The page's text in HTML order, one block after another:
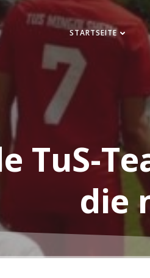
STARTSEITE
TuS-
die